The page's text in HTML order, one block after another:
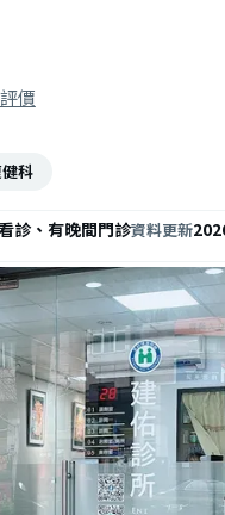
價
科
診、有晚間門診資料更新